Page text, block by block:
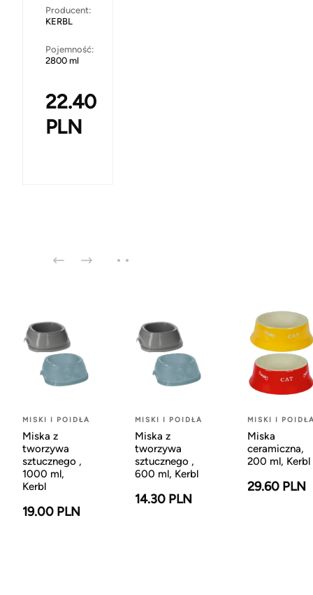
Producent:
KERBL
Pojemność:
2800 ml
22.40
PLN
MISKI I POIDŁA
Miska z
tworzywa
sztucznego ,
1000 ml,
Kerbl
19.00 PLN
MISKI I POIDŁA
Miska z
tworzywa
sztucznego ,
600 ml, Kerbl
14.30 PLN
MISKI I
Miska
ceramiczna,
200 ml, Kerbl
29.60 PLN